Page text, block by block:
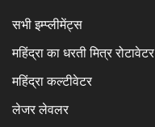
सभी इम्प्लीमेंट्स
महिंद्रा का धरती मित्र रोटावेटर
महिंद्रा कल्टीवेटर
लेजर लेवलर